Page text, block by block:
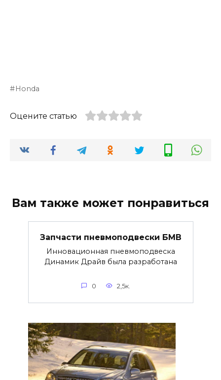
Honda
Оцените статью
Вам также может понравиться
Запчасти пневмоподвески БМВ
Инновационная пневмоподвеска
Динамик Драйв была разработана
0 2,5к.